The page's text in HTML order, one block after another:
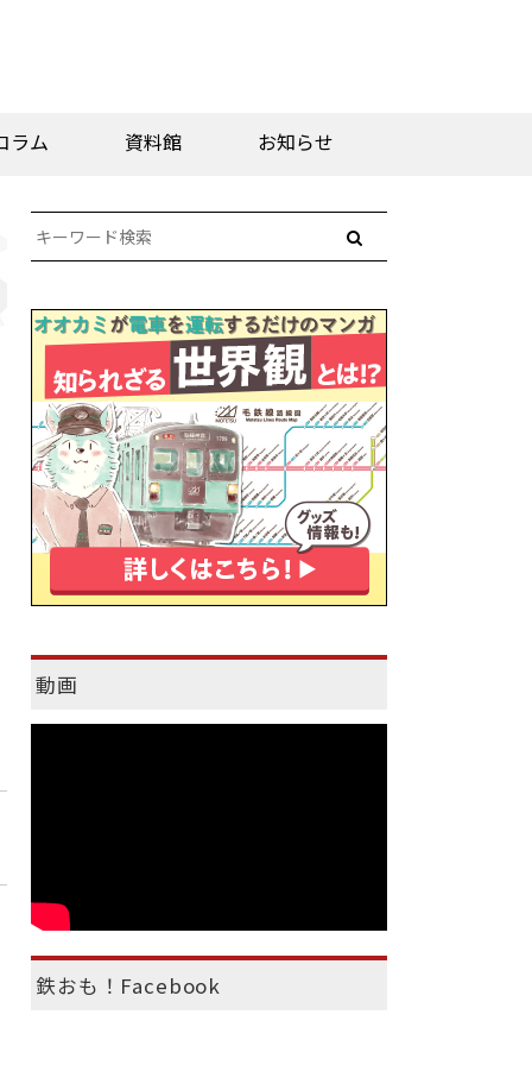
ラム 資料館 お知らせ
動画
鉄おも！Facebook